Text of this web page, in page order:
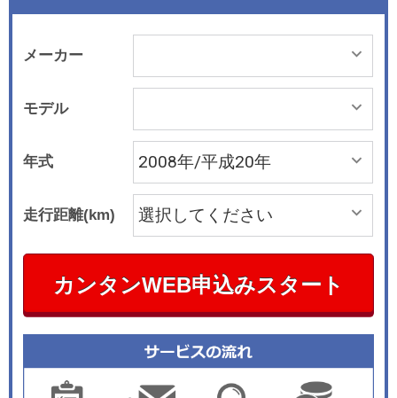
メーカー
モデル
年式
走行距離(km)
カンタンWEB申込みスタート